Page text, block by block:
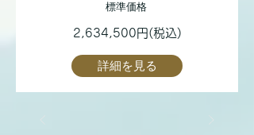
標準価格
2,634,500円(税込)
詳細を見る